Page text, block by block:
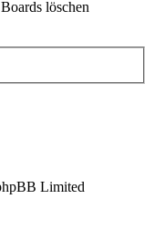
löschen
Limited